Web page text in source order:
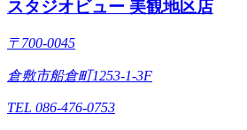
スタジオビュー 美観地区店
〒700-0045
倉敷市船倉町1253-1-3F
TEL 086-476-0753